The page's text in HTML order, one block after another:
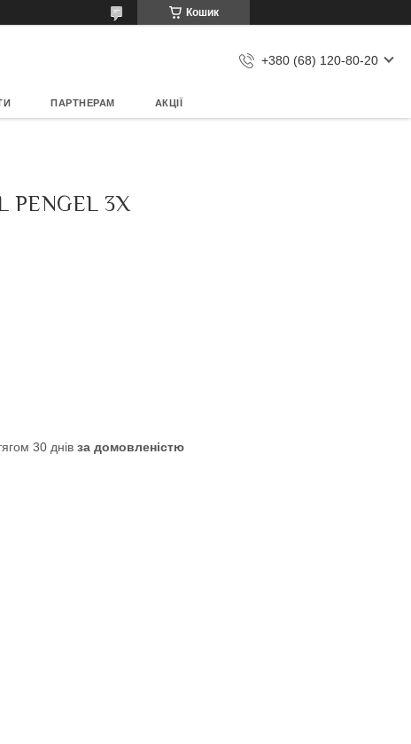
Кошик
+380 (68) 120-80-20
ПАРТНЕРАМ АКЦІЇ
3X
30 днів за домовленістю